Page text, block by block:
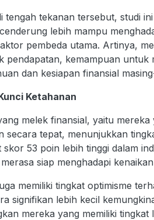
tengah tekanan tersebut, studi
lebih mampu
pembeda utama. Artinya,
pendapatan, kemampuan untuk
dan kesiapan finansial
Ketahanan
melek finansial, yaitu
secara tepat, menunjukkan
skor 53 poin lebih tinggi dalam
siap menghadapi
memiliki tingkat optimisme
signifikan lebih kecil
mereka yang memiliki